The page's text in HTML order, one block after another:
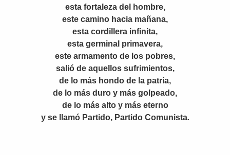
esta fortaleza del hombre,
este camino hacia mañana,
esta cordillera infinita,
esta germinal primavera,
este armamento de los pobres,
salió de aquellos sufrimientos,
de lo más hondo de la patria,
de lo más duro y más golpeado,
de lo más alto y más eterno
y se llamó Partido, Partido Comunista.